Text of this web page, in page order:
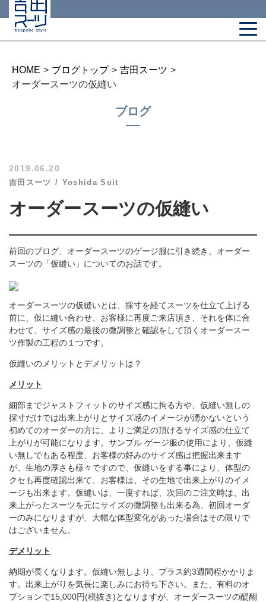
HOME > ブログトップ > 吉田スーツ >
オーダースーツの仮縫い
ブログ
2019.06.20
吉田スーツ Yoshida Suit
オーダースーツの仮縫い
前回のブログ、オーダースーツのゲージ服に引き続き、オーダー
スーツの「仮縫い」についてのお話です。
オーダースーツの仮縫いとは、採寸を経てスーツを仕立て上げる
前に、仮に縫い合わせ、お客様に再度ご来店頂き、それを体に合
わせて、サイズ感の最後の微調整と確認をして頂くオーダースー
ツ作製の工程の１つです。
仮縫いのメリットとデメリットは？
メリット
細部までジャストフィットのサイズ感に拘る方や、仮縫い無しの
採寸だけでは出来上がりとサイズ感のイメージが湧かないという
初めてのオーダーの方に、よりご満足の頂けるサイズ感の仕立て
上がりが可能になります。サンプル ゲージ服の使用により、仮縫
い無しでもある程度、お客様の好みのサイズ感は把握出来ます
が、生地の厚さも様々ですので、仮縫いをする事により、体型の
クセも再度確認出来て、お客様は、その生地で出来上がりのイメ
ージも出来ます。仮縫いは、一度すれば、次回のご注文時は、出
来上がったスーツを元にサイズの微調整も出来る為、初回オーダ
ーのみになりますが、大幅な体型変化があった場合はその限りで
はございません。
デメリット
納期が長くなります。仮縫い無しより、プラス約3週間程かかりま
す。出来上がりを気長に楽しみにお待ち下さい。また、有料のオ
プションで15,000円(税抜き)となりますが、オーダースーツの醍醐